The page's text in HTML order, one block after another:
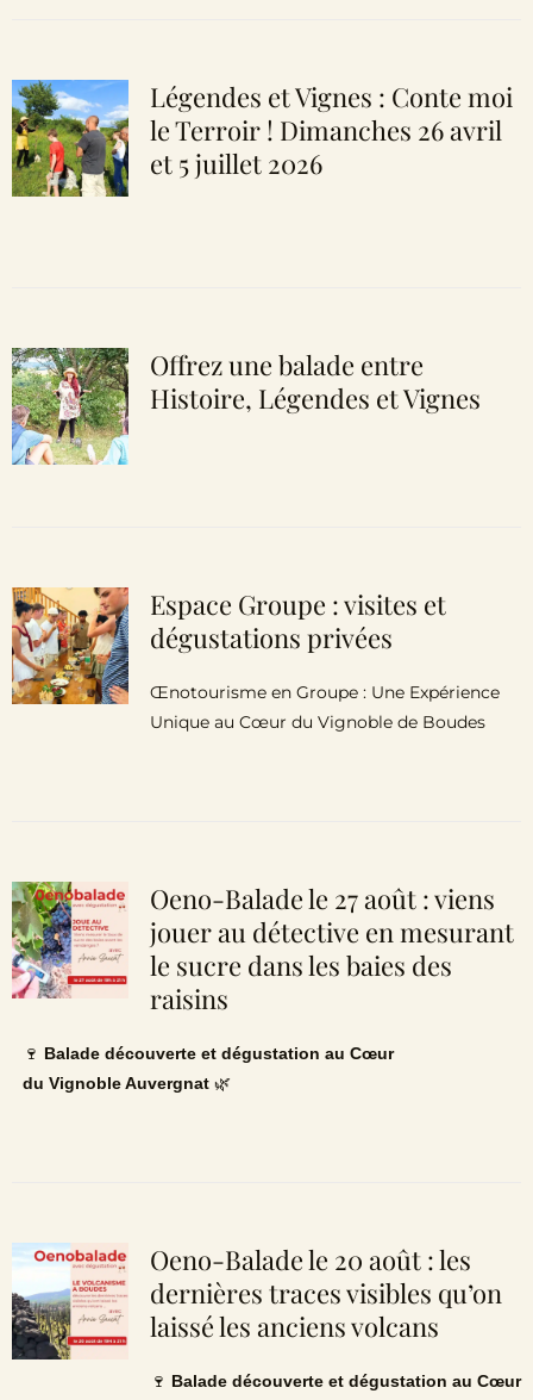
Légendes et Vignes : Conte moi
le Terroir ! Dimanches 26 avril
et 5 juillet 2026
Offrez une balade entre
Histoire, Légendes et Vignes
Espace Groupe : visites et
dégustations privées
Œnotourisme en Groupe : Une Expérience
Unique au Cœur du Vignoble de Boudes
Oeno-Balade le 27 août : viens
jouer au détective en mesurant
le sucre dans les baies des
raisins
🍷 Balade découverte et dégustation au Cœur
du Vignoble Auvergnat🌿
Oeno-Balade le 20 août : les
dernières traces visibles qu’on
laissé les anciens volcans
🍷 Balade découverte et dégustation au Cœur